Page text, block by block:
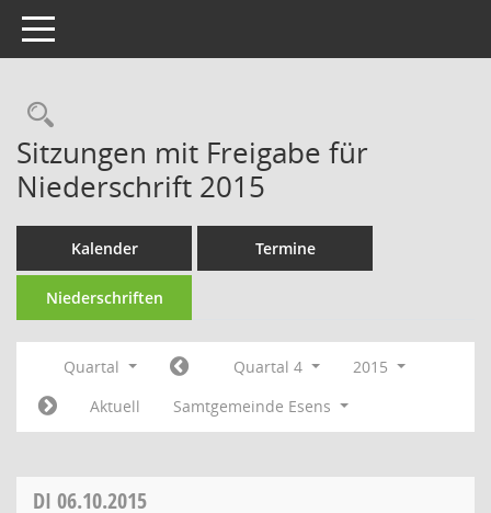
Toggle navigation
Rechercheauswahl
Sitzungen mit Freigabe für
Niederschrift 2015
Kalender Termine
Niederschriften
Quartal Quartal 4
2015
Aktuell
Samtgemeinde Esens
DI 06.10.2015